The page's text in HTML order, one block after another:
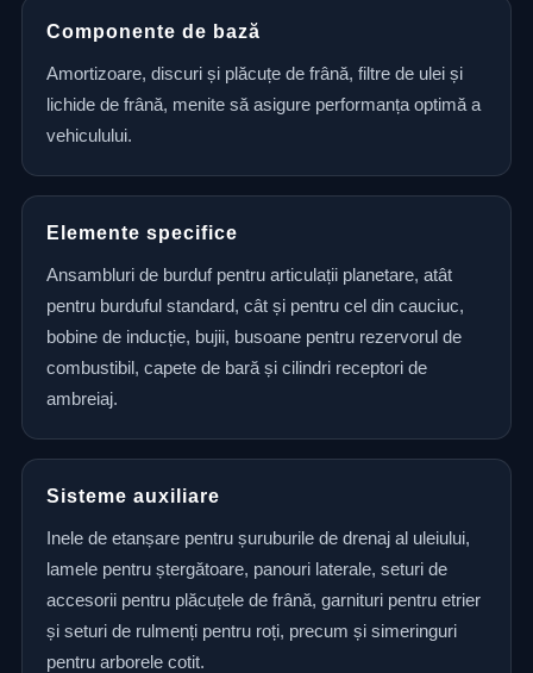
Componente de bază
Amortizoare, discuri și plăcuțe de frână, filtre de ulei și
lichide de frână, menite să asigure performanța optimă a
vehiculului.
Elemente specifice
Ansambluri de burduf pentru articulații planetare, atât
pentru burduful standard, cât și pentru cel din cauciuc,
bobine de inducție, bujii, busoane pentru rezervorul de
combustibil, capete de bară și cilindri receptori de
ambreiaj.
Sisteme auxiliare
Inele de etanșare pentru șuruburile de drenaj al uleiului,
lamele pentru ștergătoare, panouri laterale, seturi de
accesorii pentru plăcuțele de frână, garnituri pentru etrier
și seturi de rulmenți pentru roți, precum și simeringuri
pentru arborele cotit.